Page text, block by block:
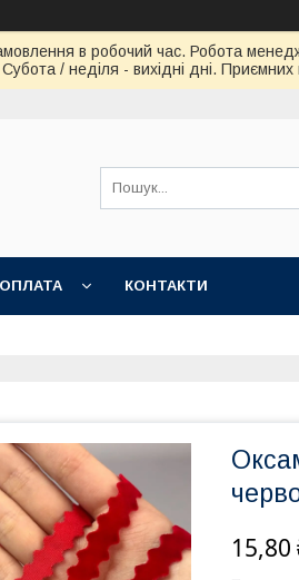
в робочий час. Робота
Субота / неділя - вихідні дні. Приємних
КОНТАКТИ
15,80